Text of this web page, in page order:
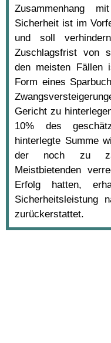
Zusammenhang
Sicherheit ist im
und soll
Zuschlagsfrist von
den meisten
Form eines
Gericht zu
10% des
hinterlegte Summe
der noch zu
Meistbietenden
Erfolg hatten,
Sicherheitsleistung
zurückerstattet.